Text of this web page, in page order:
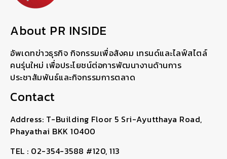
About PR INSIDE
อัพเดทข่าวธุรกิจ กิจกรรมเพื่อสังคม เทรนด์และไลฟ์สไตล์
คนรุ่นใหม่ เพื่อประโยชน์ต่อการพัฒนางานด้านการ
ประชาสัมพันธ์และกิจกรรมการตลาด
Contact
Address: T-Building Floor 5 Sri-Ayutthaya Road,
Phayathai BKK 10400
TEL : 02-354-3588 #120, 113